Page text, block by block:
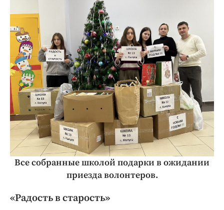
Все собранные школой подарки в ожидании
приезда волонтеров.
«Радость в старость»